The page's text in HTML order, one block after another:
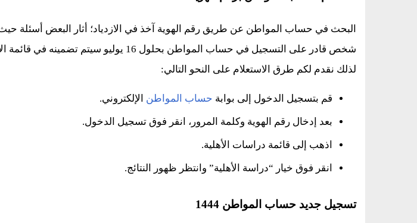
البحث في حساب المواطن عن طريق رقم الهوية آخذ في الازدياد؛ أثار البعض أسئلة حيث
شخص قادر على التسجيل في حساب المواطن بحلول 16 يوليو
لذلك نقدم لكم طرق الاستعلام على النحو التالي:
قم بتسجيل الدخول إلى بوابة حساب المواطن الإلكتروني.
بعد إدخال رقم الهوية وكلمة المرور، انقر فوق تسجيل الدخول.
اذهب إلى قائمة دراسات الأهلية.
انقر فوق خيار “دراسة الأهلية” وانتظر ظهور النتائج.
تسجيل جديد حساب المواطن 1444